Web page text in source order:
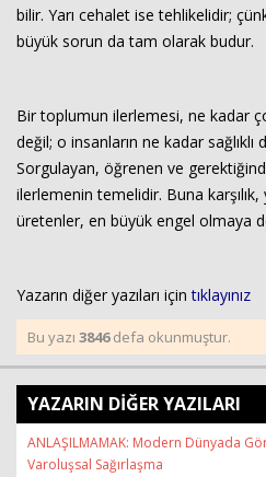
bilir. Yarı cehalet ise tehlikelidir;
büyük sorun da tam olarak budur.
Bir toplumun ilerlemesi, ne kadar
değil; o insanların ne kadar
Sorgulayan, öğrenen ve
ilerlemenin temelidir. Buna karşılık,
üretenler, en büyük engel olmaya
Yazarın diğer yazıları içintıklayınız
Bu yazı 3846defa okunmuştur.
YAZARIN DİĞER YAZILARI
ANLAŞILMAMAK: Modern Dünyada
Varoluşsal Sağırlaşma